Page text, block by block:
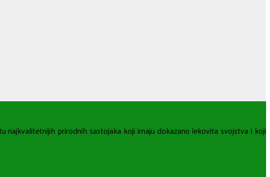
najkvalitetnijih prirodnih sastojaka koji imaju dokazano lekovita svojstva i koji